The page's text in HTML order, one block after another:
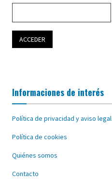
Informaciones de interés
Política de privacidad y aviso legal
Política de cookies
Quiénes somos
Contacto